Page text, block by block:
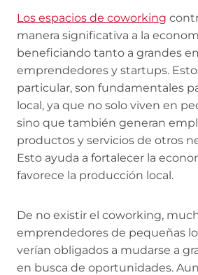
Los espacios de coworking
manera significativa a la
beneficiando tanto a grandes
emprendedores y startups.
particular, son fundamentales
local, ya que no solo viven en
sino que también generan
productos y servicios de otros
Esto ayuda a fortalecer la
favorece la producción local.
De no existir el coworking,
emprendedores de pequeñas
verían obligados a mudarse a
en busca de oportunidades.